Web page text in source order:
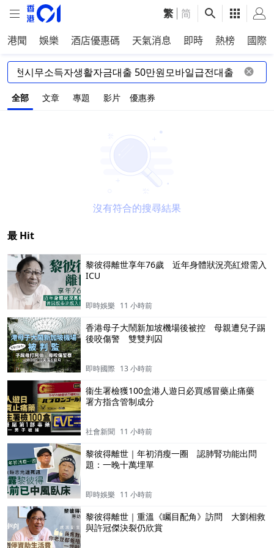
繁 简
港聞 娛樂 酒店優惠碼 天氣消息 即時 熱榜 國際